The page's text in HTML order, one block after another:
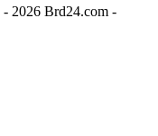
2026 Brd24.com -